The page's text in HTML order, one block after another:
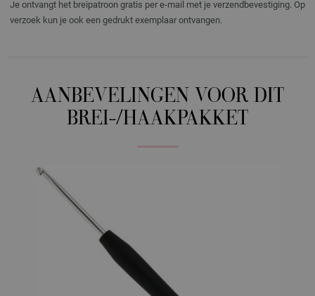
Je ontvangt het breipatroon gratis per e-mail met je verzendbevestiging. Op
verzoek kun je ook een gedrukt exemplaar ontvangen.
AANBEVELINGEN VOOR DIT
BREI-/HAAKPAKKET